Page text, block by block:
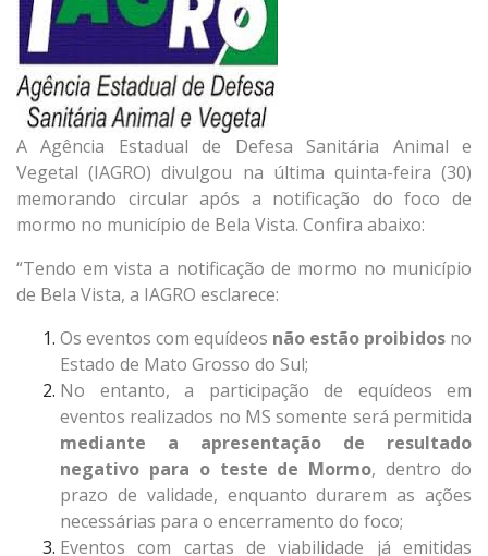
A Agência Estadual de Defesa Sanitária Animal e
Vegetal (IAGRO) divulgou na última quinta-feira (30)
memorando circular após a notificação do foco de
mormo no município de Bela Vista. Confira abaixo:
“Tendo em vista a notificação de mormo no município
de Bela Vista, a IAGRO esclarece:
Os eventos com equídeos não estão proibidos no
Estado de Mato Grosso do Sul;
No entanto, a participação de equídeos em
eventos realizados no MS somente será permitida
mediante a apresentação de resultado
negativo para o teste de Mormo, dentro do
prazo de validade, enquanto durarem as ações
necessárias para o encerramento do foco;
Eventos com cartas de viabilidade já emitidas